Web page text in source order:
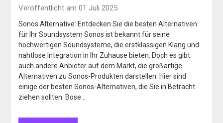
Veröffentlicht am 01 Juli 2025
Sonos Alternative: Entdecken Sie die besten Alternativen
für Ihr Soundsystem Sonos ist bekannt für seine
hochwertigen Soundsysteme, die erstklassigen Klang und
nahtlose Integration in Ihr Zuhause bieten. Doch es gibt
auch andere Anbieter auf dem Markt, die großartige
Alternativen zu Sonos-Produkten darstellen. Hier sind
einige der besten Sonos-Alternativen, die Sie in Betracht
ziehen sollten: Bose…